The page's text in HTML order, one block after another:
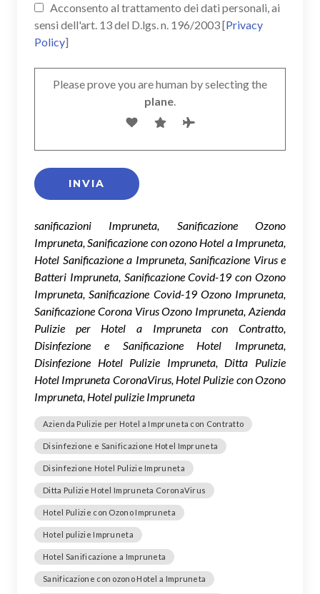
Acconsento al trattamento dei dati personali, ai
sensi dell'art. 13 del D.lgs. n. 196/2003 [Privacy
Policy]
Please prove you are human by selecting the
plane.
sanificazioni Impruneta, Sanificazione Ozono
Impruneta, Sanificazione con ozono Hotel a Impruneta,
Hotel Sanificazione a Impruneta, Sanificazione Virus e
Batteri Impruneta, Sanificazione Covid-19 con Ozono
Impruneta, Sanificazione Covid-19 Ozono Impruneta,
Sanificazione Corona Virus Ozono Impruneta, Azienda
Pulizie per Hotel a Impruneta con Contratto,
Disinfezione e Sanificazione Hotel Impruneta,
Disinfezione Hotel Pulizie Impruneta, Ditta Pulizie
Hotel Impruneta CoronaVirus, Hotel Pulizie con Ozono
Impruneta, Hotel pulizie Impruneta
Azienda Pulizie per Hotel a Impruneta con Contratto
Disinfezione e Sanificazione Hotel Impruneta
Disinfezione Hotel Pulizie Impruneta
Ditta Pulizie Hotel Impruneta CoronaVirus
Hotel Pulizie con Ozono Impruneta
Hotel pulizie Impruneta
Hotel Sanificazione a Impruneta
Sanificazione con ozono Hotel a Impruneta